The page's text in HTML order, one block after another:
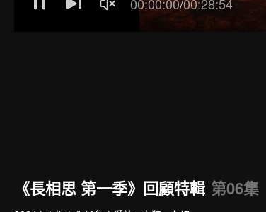
《長相思 第一季》回顧特輯 第06集